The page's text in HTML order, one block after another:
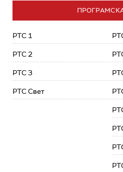
РТС 1
РТС 2
РТС 3
РТС Свет